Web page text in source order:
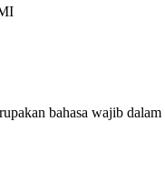
bahasa wajib